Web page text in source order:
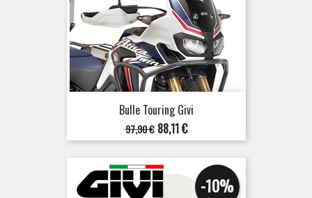
Bulle Touring Givi
Prix
de
base
97,90 € Prix
88,11 €
-10%